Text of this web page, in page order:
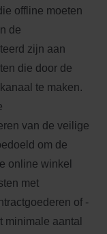
offline moeten
de
zijn aan
die door de
te maken.
van de veilige
om de
online winkel
met
of -
aantal